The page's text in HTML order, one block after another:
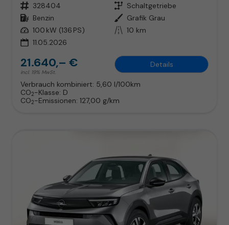
Fahrzeugnr. 328404 Getriebe Schaltgetriebe
Kraftstoff Benzin Außenfarbe Grafik Grau
Leistung 100 kW (136 PS) Kilometerstand 10 km
11.05.2026
21.640,– €
incl. 19% MwSt.
Details
Verbrauch kombiniert: 5,60 l/100km
CO2-Klasse: D
CO2-Emissionen: 127,00 g/km